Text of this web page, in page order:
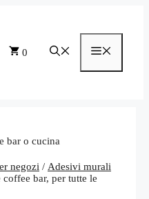
0
negozi / Adesivi murali
bar, per tutte le